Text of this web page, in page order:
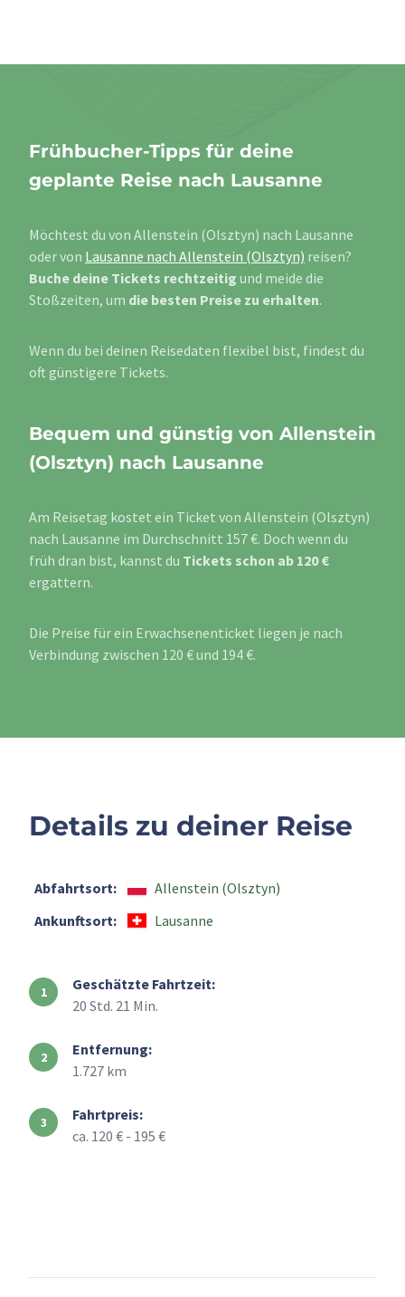
Frühbucher-Tipps für deine
geplante Reise nach Lausanne
Möchtest du von Allenstein (Olsztyn) nach Lausanne
oder von Lausanne nach Allenstein (Olsztyn) reisen?
Buche deine Tickets rechtzeitig und meide die
Stoßzeiten, um die besten Preise zu erhalten.
Wenn du bei deinen Reisedaten flexibel bist, findest du
oft günstigere Tickets.
Bequem und günstig von Allenstein
(Olsztyn) nach Lausanne
Am Reisetag kostet ein Ticket von Allenstein (Olsztyn)
nach Lausanne im Durchschnitt 157 €. Doch wenn du
früh dran bist, kannst du Tickets schon ab 120 €
ergattern.
Die Preise für ein Erwachsenenticket liegen je nach
Verbindung zwischen 120 € und 194 €.
Details zu deiner Reise
Abfahrtsort:
Allenstein (Olsztyn)
Ankunftsort:
Lausanne
Geschätzte Fahrtzeit:
20 Std. 21 Min.
Entfernung:
1.727 km
Fahrtpreis:
ca. 120 € - 195 €